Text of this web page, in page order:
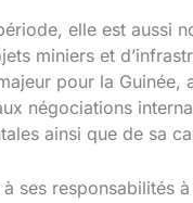
elle est aussi
miniers et
pour la
négociations
ainsi que de sa
à ses responsabilités